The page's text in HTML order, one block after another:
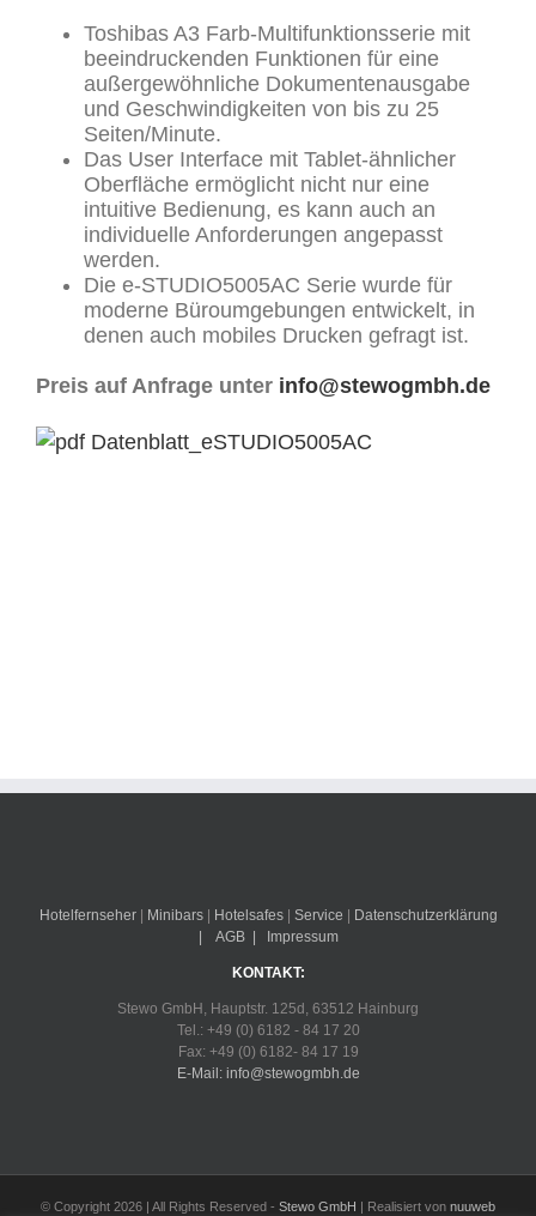
Toshibas A3 Farb-Multifunktionsserie mit
beeindruckenden Funktionen für eine
außergewöhnliche Dokumentenausgabe
und Geschwindigkeiten von bis zu 25
Seiten/Minute.
Das User Interface mit Tablet-ähnlicher
Oberfläche ermöglicht nicht nur eine
intuitive Bedienung, es kann auch an
individuelle Anforderungen angepasst
werden.
Die e-STUDIO5005AC Serie wurde für
moderne Büroumgebungen entwickelt, in
denen auch mobiles Drucken gefragt ist.
Preis auf Anfrage unter info@stewogmbh.de
Datenblatt_eSTUDIO5005AC
Hotelfernseher| Minibars| Hotelsafes| Service
Datenschutzerklärung
AGB| Impressum
KONTAKT:
Stewo GmbH, Hauptstr. 125d, 63512 Hainburg
Tel.: +49 (0) 6182 - 84 17 20
Fax: +49 (0) 6182- 84 17 19
E-Mail: info@stewogmbh.de
© Copyright 2026 | All Rights Reserved - Stewo GmbH | Realisiert von nuuweb